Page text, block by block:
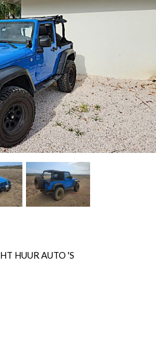
HUUR AUTO 'S